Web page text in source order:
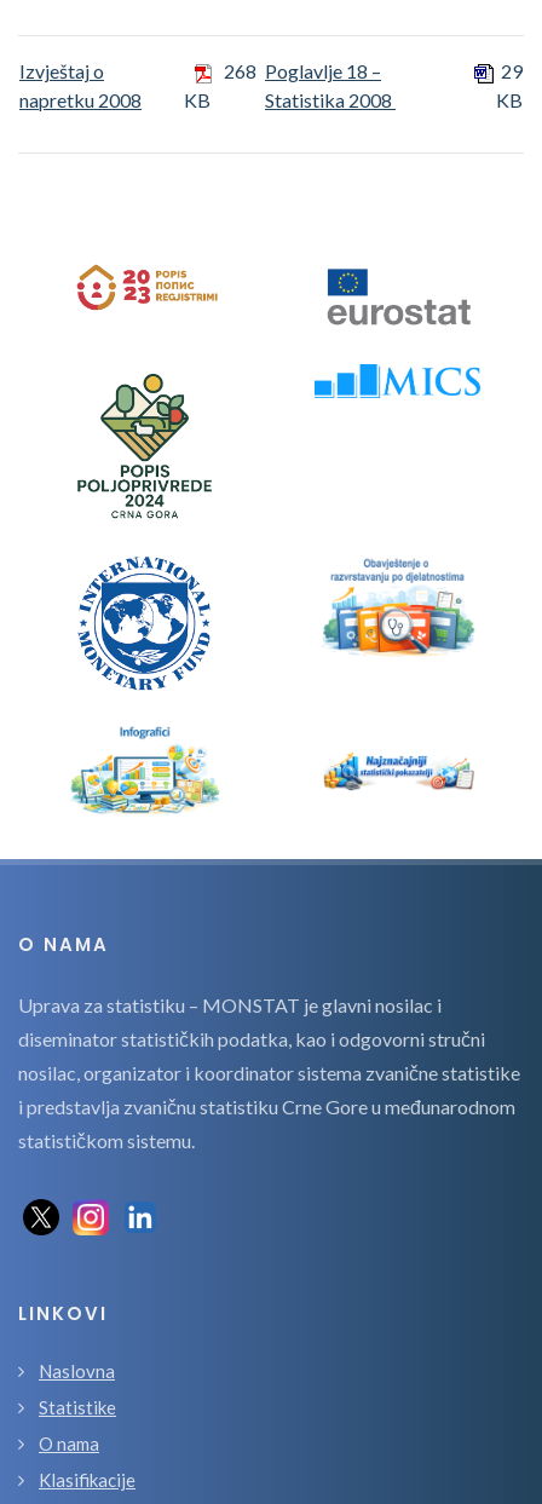
Izvještaj o
napretku 2008
268
KB
Poglavlje 18 –
Statistika 2008
29
KB
O NAMA
Uprava za statistiku – MONSTAT je glavni nosilac i
diseminator statističkih podatka, kao i odgovorni stručni
nosilac, organizator i koordinator sistema zvanične statistike
i predstavlja zvaničnu statistiku Crne Gore u međunarodnom
statističkom sistemu.
LINKOVI
Naslovna
Statistike
O nama
Klasifikacije